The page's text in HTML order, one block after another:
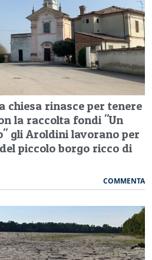
chiesa rinasce per tenere
la raccolta fondi "Un
gli Aroldini lavorano per
piccolo borgo ricco di
COMMENTA